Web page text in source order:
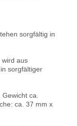
sorgfältig in
wird aus
sorgfältiger
ca.
ca. 37 mm x